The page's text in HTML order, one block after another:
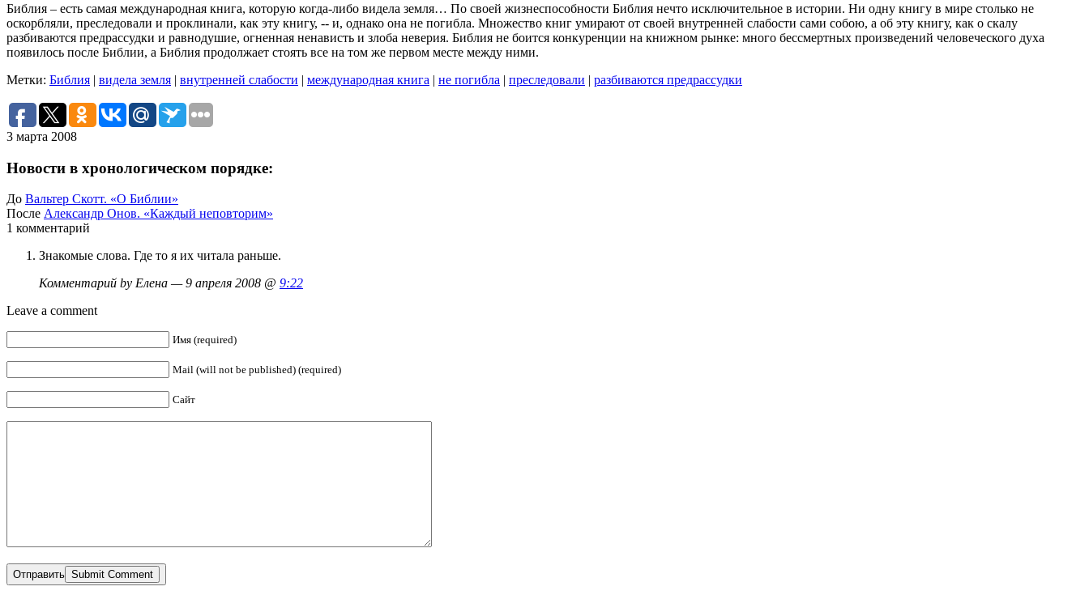
Библия – есть самая международная книга, которую когда-либо видела земля… По своей жизнеспособности Библия нечто исключительное в истории. Ни одну книгу в мире столько не
оскорбляли, преследовали и проклинали, как эту книгу, -- и, однако она не погибла. Множество книг умирают от своей внутренней слабости сами собою, а об эту книгу, как о скалу
разбиваются предрассудки и равнодушие, огненная ненависть и злоба неверия. Библия не боится конкуренции на книжном рынке: много бессмертных произведений человеческого духа
появилось после Библии, а Библия продолжает стоять все на том же первом месте между ними.
Метки: Библия | видела земля | внутренней слабости | международная книга | не погибла | преследовали | разбиваются предрассудки
3 марта 2008
Новости в хронологическом порядке:
До Вальтер Скотт. «О Библии»
После Александр Онов. «Каждый неповторим»
1 комментарий
Знакомые слова. Где то я их читала раньше.
Комментарий by Елена — 9 апреля 2008 @ 9:22
Leave a comment
Имя (required)
Mail (will not be published) (required)
Сайт
Отправить